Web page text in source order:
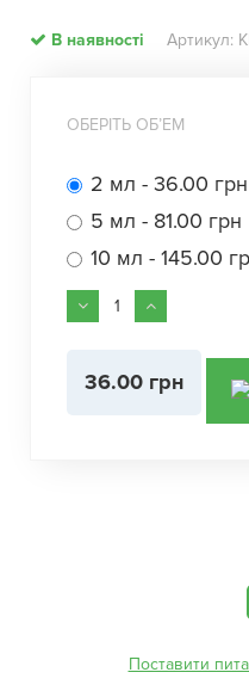
В наявності Артикул:
ОБЕРІТЬ ОБʼЕМ
2 мл - 36.00 грн
5 мл - 81.00 грн
10 мл - 145.00
36.00 грн
Поставити